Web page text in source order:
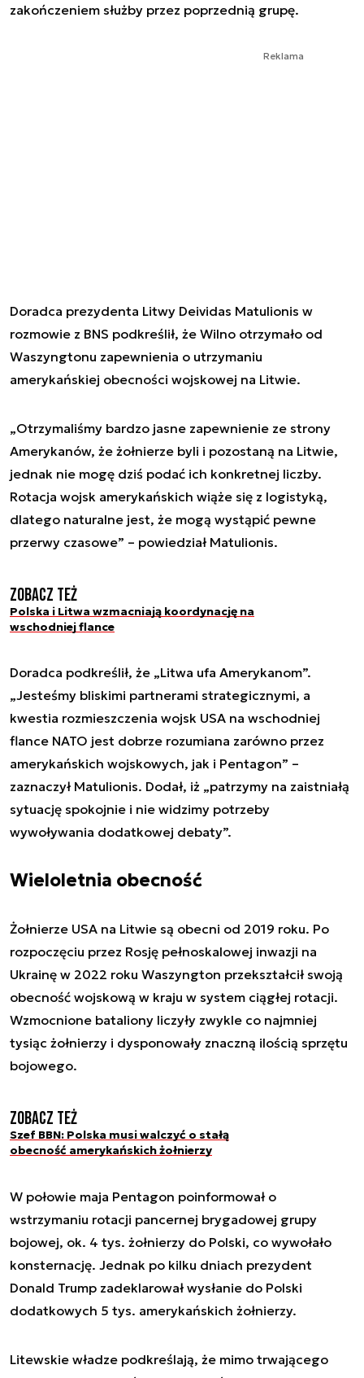
zakończeniem służby przez poprzednią grupę.
Reklama
Doradca prezydenta Litwy Deividas Matulionis w
rozmowie z BNS podkreślił, że Wilno otrzymało od
Waszyngtonu zapewnienia o utrzymaniu
amerykańskiej obecności wojskowej na Litwie.
„Otrzymaliśmy bardzo jasne zapewnienie ze strony
Amerykanów, że żołnierze byli i pozostaną na Litwie,
jednak nie mogę dziś podać ich konkretnej liczby.
Rotacja wojsk amerykańskich wiąże się z logistyką,
dlatego naturalne jest, że mogą wystąpić pewne
przerwy czasowe” – powiedział Matulionis.
Zobacz też
Polska i Litwa wzmacniają koordynację na
wschodniej flance
Doradca podkreślił, że „Litwa ufa Amerykanom”.
„Jesteśmy bliskimi partnerami strategicznymi, a
kwestia rozmieszczenia wojsk USA na wschodniej
flance NATO jest dobrze rozumiana zarówno przez
amerykańskich wojskowych, jak i Pentagon” –
zaznaczył Matulionis. Dodał, iż „patrzymy na zaistniałą
sytuację spokojnie i nie widzimy potrzeby
wywoływania dodatkowej debaty”.
Wieloletnia obecność
Żołnierze USA na Litwie są obecni od 2019 roku. Po
rozpoczęciu przez Rosję pełnoskalowej inwazji na
Ukrainę w 2022 roku Waszyngton przekształcił swoją
obecność wojskową w kraju w system ciągłej rotacji.
Wzmocnione bataliony liczyły zwykle co najmniej
tysiąc żołnierzy i dysponowały znaczną ilością sprzętu
bojowego.
Zobacz też
Szef BBN: Polska musi walczyć o stałą
obecność amerykańskich żołnierzy
W połowie maja Pentagon poinformował o
wstrzymaniu rotacji pancernej brygadowej grupy
bojowej, ok. 4 tys. żołnierzy do Polski, co wywołało
konsternację. Jednak po kilku dniach prezydent
Donald Trump zadeklarował wysłanie do Polski
dodatkowych 5 tys. amerykańskich żołnierzy.
Litewskie władze podkreślają, że mimo trwającego